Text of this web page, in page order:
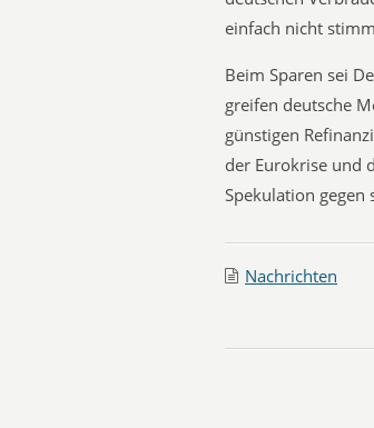
einfach nicht
Beim Sparen sei
greifen deutsche
günstigen
der Eurokrise und
Spekulation gegen
Nachrichten